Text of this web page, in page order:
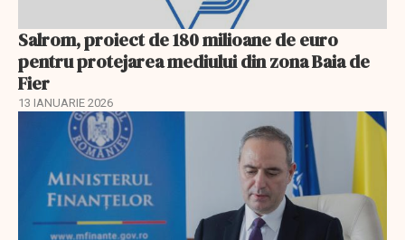
Salrom, proiect de 180 milioane de euro
pentru protejarea mediului din zona Baia de
Fier
13 IANUARIE 2026